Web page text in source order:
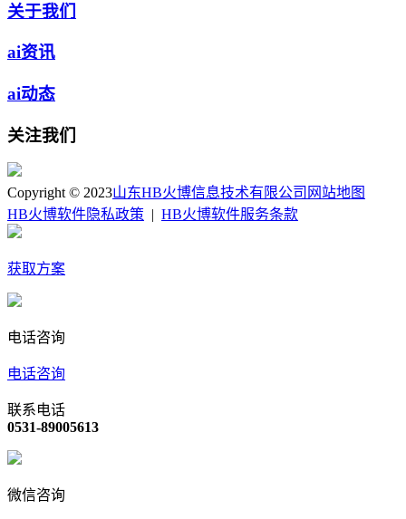
关于我们
ai资讯
ai动态
关注我们
Copyright © 2023山东HB火博信息技术有限公司 网站地图
HB火博软件隐私政策
HB火博软件服务条款
获取方案
电话咨询
电话咨询
联系电话
0531-89005613
微信咨询